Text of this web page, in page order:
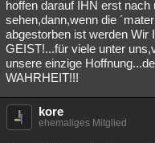
hoffen darauf IHN erst
sehen,dann,wenn die
abgestorben ist werden Wir
GEIST!...für viele unter
unsere einzige
WAHRHEIT!!!
kore
ehemaliges Mitglied